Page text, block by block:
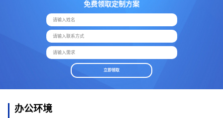
免费领取定制方案
请输入姓名
请输入联系方式
请输入需求
立即领取
办公环境